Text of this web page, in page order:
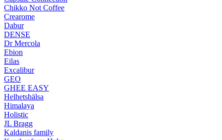
Chikko Not Coffee
Crearome
Dabur
DENSE
Dr Mercola
Ebion
Eilas
Excalibur
GEO
GHEE EASY
Helhetshälsa
Himalaya
Holistic
JL Bragg
Kaldanis family